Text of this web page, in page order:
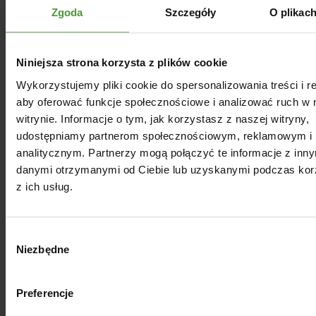
Zgoda Szczegóły O
Niniejsza strona korzysta z plików cookie
Wykorzystujemy pliki cookie do spersonalizowania treści i
aby oferować funkcje społecznościowe i analizować ruch w
witrynie. Informacje o tym, jak korzystasz z naszej witryny,
udostępniamy partnerom społecznościowym, reklamowym i
analitycznym. Partnerzy mogą połączyć te informacje z
danymi otrzymanymi od Ciebie lub uzyskanymi podczas
z ich usług.
zgody
Niezbędne
Preferencje